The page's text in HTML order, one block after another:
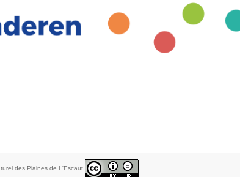
des Plaines de L'Escaut